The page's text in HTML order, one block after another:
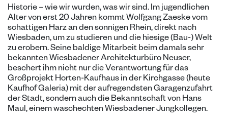
Historie – wie wir wurden, was wir sind. Im jugendlichen
Alter von erst 20 Jahren kommt Wolfgang Zaeske vom
schattigen Harz an den sonnigen Rhein, direkt nach
Wiesbaden, um zu studieren und die hiesige (Bau-) Welt
zu erobern. Seine baldige Mitarbeit beim damals sehr
bekannten Wiesbadener Architekturbüro Neuser,
beschert ihm nicht nur die Verantwortung für das
Großprojekt Horten-Kaufhaus in der Kirchgasse (heute
Kaufhof Galeria) mit der aufregendsten Garagenzufahrt
der Stadt, sondern auch die Bekanntschaft von Hans
Maul, einem waschechten Wiesbadener Jungkollegen.